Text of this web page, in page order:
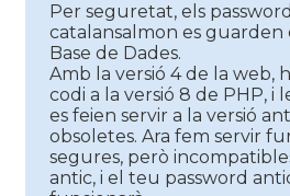
Per seguretat, els
catalansalmon es guarden
Base de Dades.
Amb la versió 4 de la web,
codi a la versió 8 de PHP, i
es feien servir a la versió
obsoletes. Ara fem servir
segures, però
antic, i el teu password